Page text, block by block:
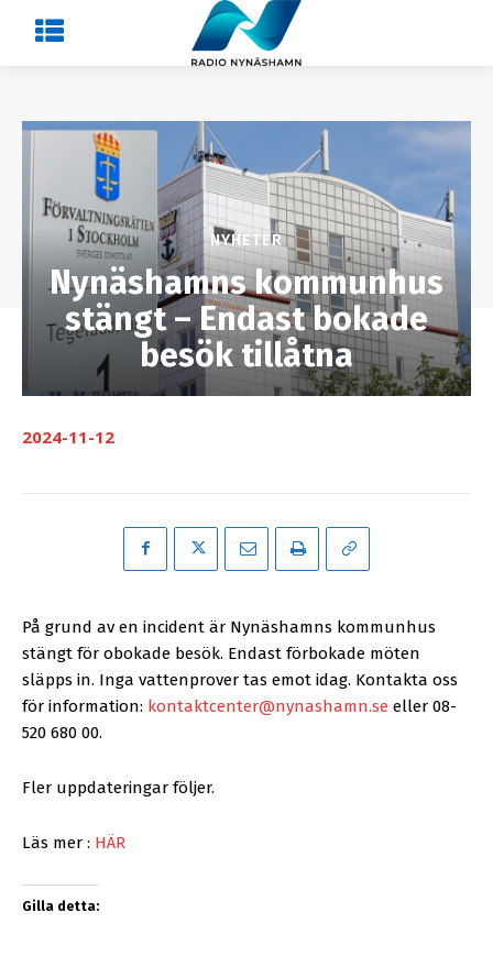
NYHETER
Nynäshamns kommunhus
stängt – Endast bokade
besök tillåtna
2024-11-12
På grund av en incident är Nynäshamns kommunhus
stängt för obokade besök. Endast förbokade möten
släpps in. Inga vattenprover tas emot idag. Kontakta oss
för information: kontaktcenter@nynashamn.se eller 08-
520 680 00.
Fler uppdateringar följer.
Läs mer : HÄR
Gilla detta: